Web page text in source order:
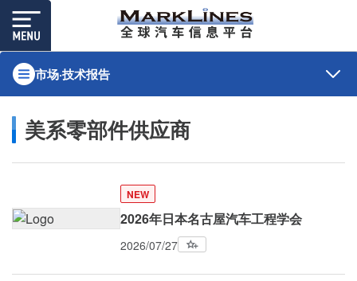
市场·技术报告
美系零部件供应商
NEW
2026年日本名古屋汽车工程学会
2026/07/27